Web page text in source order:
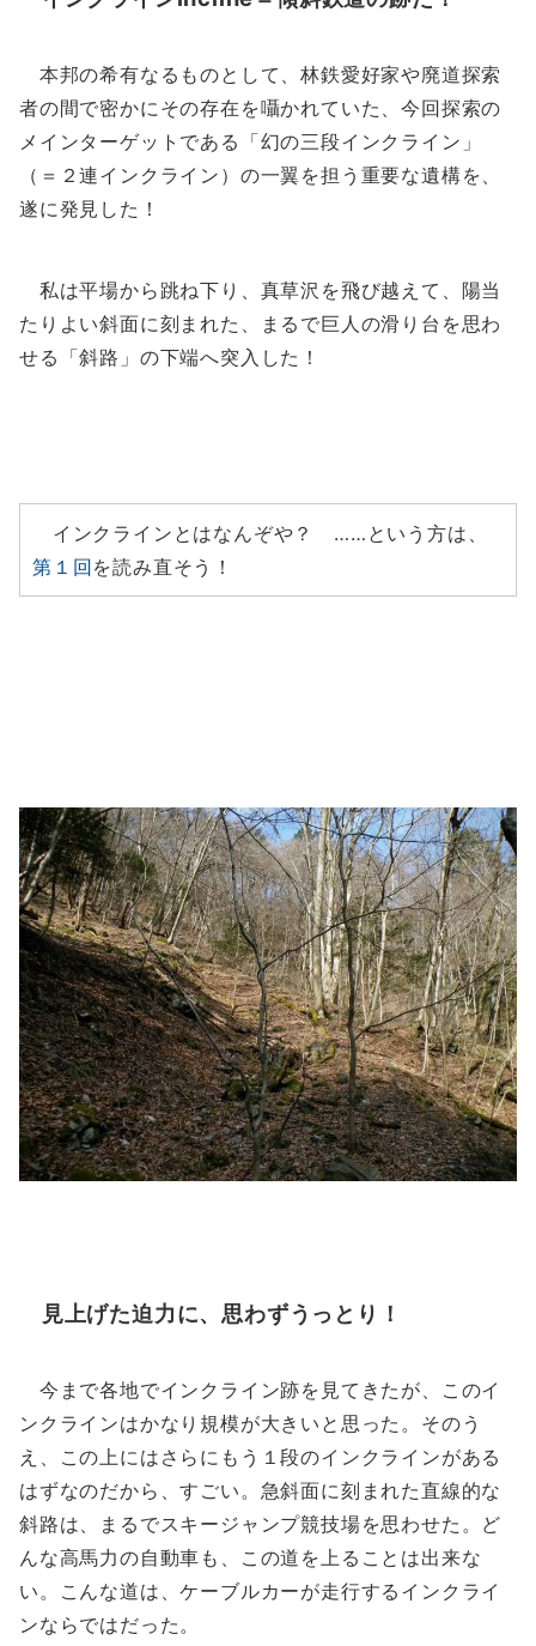
本邦の希有なるものとして、林鉄愛好家や廃道探索
者の間で密かにその存在を囁かれていた、今回探索の
メインターゲットである「幻の三段インクライン」
（＝２連インクライン）の一翼を担う重要な遺構を、
遂に発見した！
私は平場から跳ね下り、真草沢を飛び越えて、陽当
たりよい斜面に刻まれた、まるで巨人の滑り台を思わ
せる「斜路」の下端へ突入した！
インクラインとはなんぞや？ ……という方は、
第１回を読み直そう！
見上げた迫力に、思わずうっとり！
今まで各地でインクライン跡を見てきたが、このイ
ンクラインはかなり規模が大きいと思った。そのう
え、この上にはさらにもう１段のインクラインがある
はずなのだから、すごい。急斜面に刻まれた直線的な
斜路は、まるでスキージャンプ競技場を思わせた。ど
んな高馬力の自動車も、この道を上ることは出来な
い。こんな道は、ケーブルカーが走行するインクライ
ンならではだった。